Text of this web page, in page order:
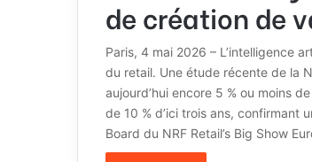
de création de
Paris, 4 mai 2026 – L’intelligence
du retail. Une étude récente de la
aujourd’hui encore 5 % ou moins
de 10 % d’ici trois ans, confirmant
Board du NRF Retail’s Big Show